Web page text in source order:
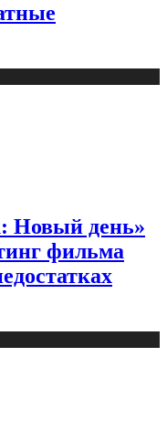
Новый день»
фильма